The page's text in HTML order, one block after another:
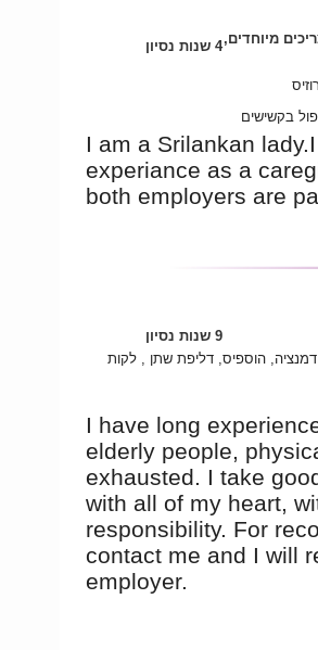
מיוחדים,4 שנות נסיון
בקשישים
I am a Srilankan
experiance as a
both employers are
9 שנות נסיון
הוספיס, דליפת שתן , לקות
I have long
elderly people,
exhausted. I take
with all of my heart,
responsibility. For
contact me and I will
employer.